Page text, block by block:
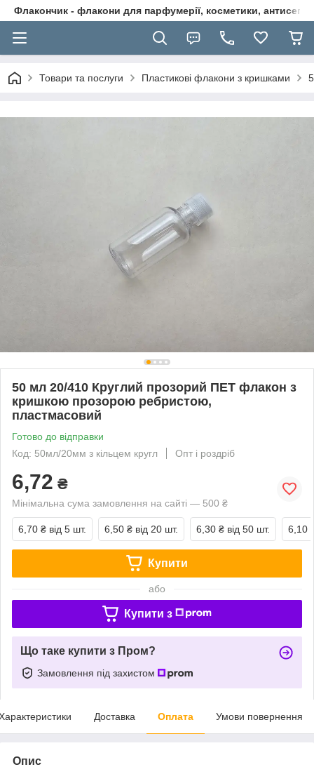
Флакончик - флакони для парфумерії, косметики,
Товари та послуги Пластикові флакони з кришками
50 мл 20/410 Круглий прозорий ПЕТ флакон з
кришкою прозорою ребристою,
пластмасовий
Готово до відправки
Код: 50мл/20мм з кільцем кругл
Опт і роздріб
6,72 ₴
Мінімальна сума замовлення на сайті — 500 ₴
6,70 ₴ від 5 шт. 6,50 ₴ від 20 шт. 6,30 ₴ від 50 шт. 6,10
Купити
або
Купити з
Що таке купити з Пром?
Замовлення під захистом
Доставка Оплата Умови повернення
Опис